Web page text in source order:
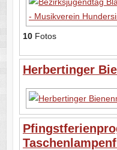
10Fotos
Herbertinger